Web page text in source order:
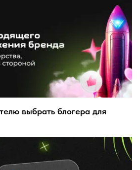
выбрать блогера для